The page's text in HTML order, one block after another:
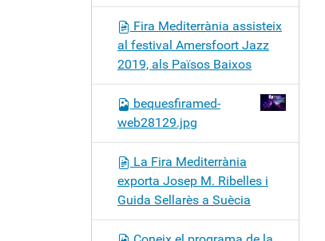
Fira Mediterrània assisteix
al festival Amersfoort Jazz
2019, als Països Baixos
bequesfiramed-
web28129.jpg
La Fira Mediterrània
exporta Josep M. Ribelles i
Guida Sellarès a Suècia